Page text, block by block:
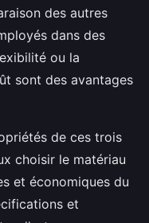
des autres
dans des
ou la
sont des avantages
de ces trois
choisir le matériau
et économiques du
et